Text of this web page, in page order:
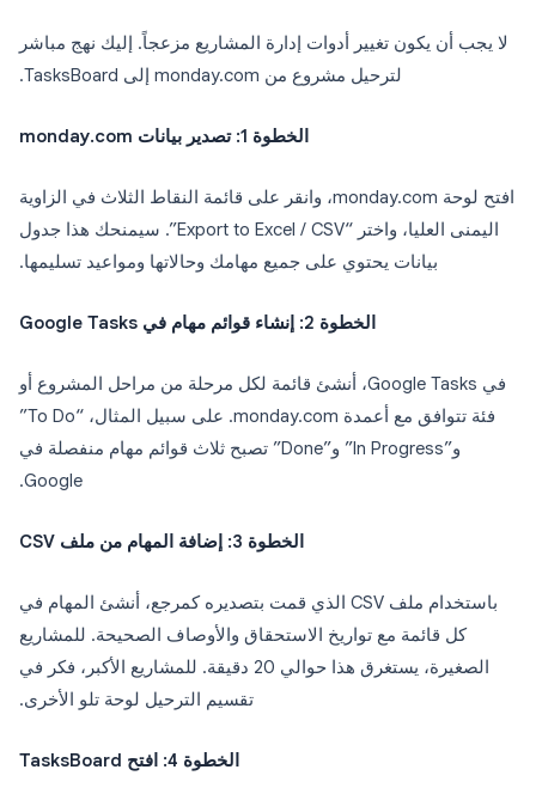
لا يجب أن يكون تغيير أدوات إدارة المشاريع مزعجاً. إليك نهج مباشر
لترحيل مشروع من monday.com إلى TasksBoard.
الخطوة 1: تصدير بيانات monday.com
افتح لوحة monday.com، وانقر على قائمة النقاط الثلاث في الزاوية
اليمنى العليا، واختر “Export to Excel / CSV”. سيمنحك هذا جدول
بيانات يحتوي على جميع مهامك وحالاتها ومواعيد تسليمها.
الخطوة 2: إنشاء قوائم مهام في Google Tasks
في Google Tasks، أنشئ قائمة لكل مرحلة من مراحل المشروع أو
فئة تتوافق مع أعمدة monday.com. على سبيل المثال، “To Do”
و”In Progress” و”Done” تصبح ثلاث قوائم مهام منفصلة في
Google.
الخطوة 3: إضافة المهام من ملف CSV
باستخدام ملف CSV الذي قمت بتصديره كمرجع، أنشئ المهام في
كل قائمة مع تواريخ الاستحقاق والأوصاف الصحيحة. للمشاريع
الصغيرة، يستغرق هذا حوالي 20 دقيقة. للمشاريع الأكبر، فكر في
تقسيم الترحيل لوحة تلو الأخرى.
الخطوة 4: افتح TasksBoard